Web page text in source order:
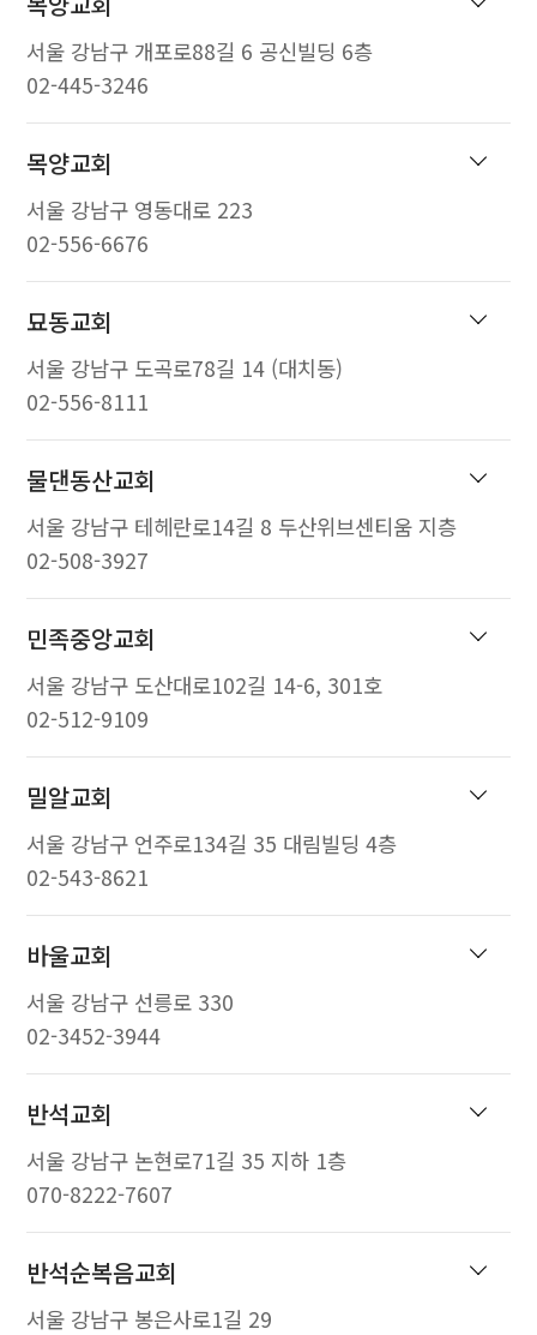
서울 강남구 개포로88길 6 공신빌딩 6층
02-445-3246
목양교회
서울 강남구 영동대로 223
02-556-6676
묘동교회
서울 강남구 도곡로78길 14 (대치동)
02-556-8111
물댄동산교회
서울 강남구 테헤란로14길 8 두산위브센티움 지층
02-508-3927
민족중앙교회
서울 강남구 도산대로102길 14-6, 301호
02-512-9109
밀알교회
서울 강남구 언주로134길 35 대림빌딩 4층
02-543-8621
바울교회
서울 강남구 선릉로 330
02-3452-3944
반석교회
서울 강남구 논현로71길 35 지하 1층
070-8222-7607
반석순복음교회
서울 강남구 봉은사로1길 29